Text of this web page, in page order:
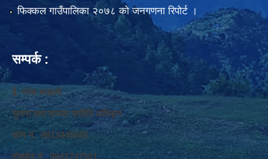
फिक्कल गाउँपालिका २०७८ को जनगणना रिपोर्ट ।
सम्पर्क :
ई. नरेश बराइली
सुचना तथा सञ्‍चार प्रविधि अधिकृत
फोन नं. 9813445685
मोवाईल नं. 9843747501